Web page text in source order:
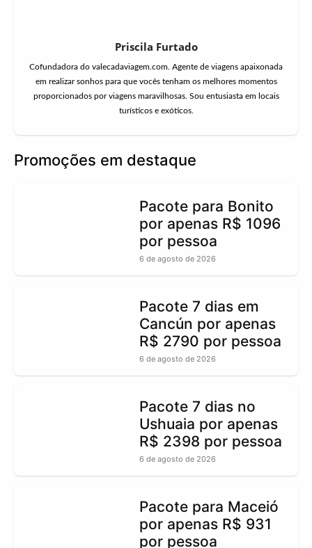
Priscila Furtado
Cofundadora do valecadaviagem.com. Agente de viagens apaixonada
em realizar sonhos para que vocês tenham os melhores momentos
proporcionados por viagens maravilhosas. Sou entusiasta em locais
turísticos e exóticos.
Promoções em destaque
Pacote para Bonito
por apenas R$ 1096
por pessoa
6 de agosto de 2026
Pacote 7 dias em
Cancún por apenas
R$ 2790 por pessoa
6 de agosto de 2026
Pacote 7 dias no
Ushuaia por apenas
R$ 2398 por pessoa
6 de agosto de 2026
Pacote para Maceió
por apenas R$ 931
por pessoa